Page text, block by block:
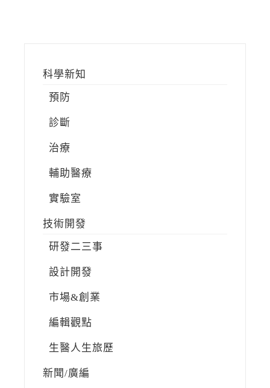
科學新知
預防
診斷
治療
輔助醫療
實驗室
技術開發
研發二三事
設計開發
市場&創業
編輯觀點
生醫人生旅歷
新聞/廣編